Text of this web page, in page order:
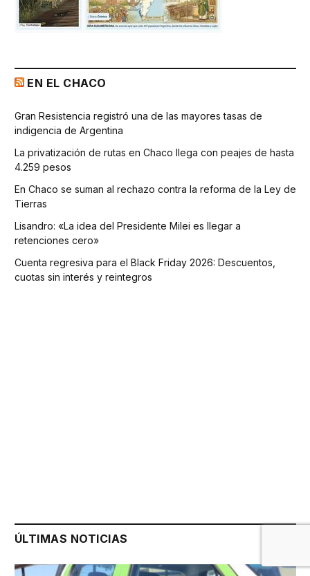
EN EL CHACO
Gran Resistencia registró una de las mayores tasas de
indigencia de Argentina
La privatización de rutas en Chaco llega con peajes de hasta
4.259 pesos
En Chaco se suman al rechazo contra la reforma de la Ley de
Tierras
Lisandro: «La idea del Presidente Milei es llegar a
retenciones cero»
Cuenta regresiva para el Black Friday 2026: Descuentos,
cuotas sin interés y reintegros
ÚLTIMAS NOTICIAS